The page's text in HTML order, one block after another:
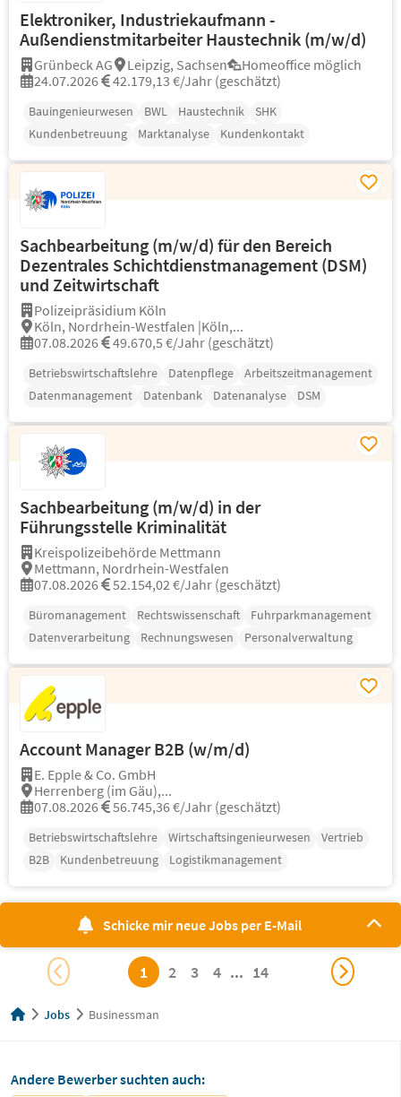
Elektroniker, Industriekaufmann -
Außendienstmitarbeiter Haustechnik (m/w/d)
Grünbeck AG Leipzig, Sachsen
Homeoffice möglich
24.07.2026
42.179,13 €/Jahr (geschätzt)
Bauingenieurwesen BWL Haustechnik
SHK
Kundenbetreuung
Marktanalyse Kundenkontakt
Sachbearbeitung (m/w/d) für den Bereich
Dezentrales Schichtdienstmanagement (DSM)
und Zeitwirtschaft
Polizeipräsidium Köln
Köln, Nordrhein-Westfalen |Köln,...
07.08.2026
49.670,5 €/Jahr (geschätzt)
Betriebswirtschaftslehre Datenpflege
Arbeitszeitmanagement
Datenmanagement
Datenbank Datenanalyse DSM
Sachbearbeitung (m/w/d) in der
Führungsstelle Kriminalität
Kreispolizeibehörde Mettmann
Mettmann, Nordrhein-Westfalen
07.08.2026
52.154,02 €/Jahr (geschätzt)
Büromanagement Rechtswissenschaft
Fuhrparkmanagement
Datenverarbeitung
Rechnungswesen Personalverwaltung
Account Manager B2B (w/m/d)
E. Epple & Co. GmbH
Herrenberg (im Gäu),...
07.08.2026
56.745,36 €/Jahr (geschätzt)
Betriebswirtschaftslehre Wirtschaftsingenieurwesen
Vertrieb
B2B
Kundenbetreuung Logistikmanagement
Schicke mir neue Jobs per E-Mail
1 2 3 4 ... 14
Jobs Businessman
Andere Bewerber suchten auch: